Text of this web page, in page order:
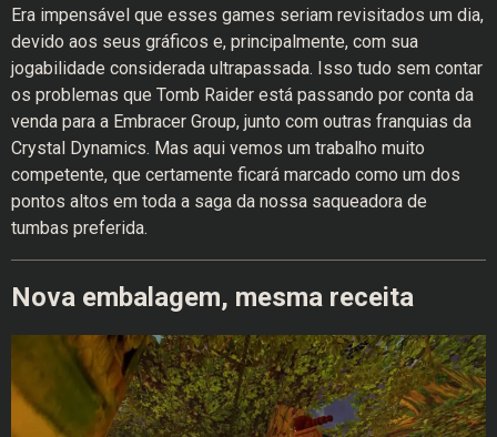
Era impensável que esses games seriam revisitados um dia,
devido aos seus gráficos e, principalmente, com sua
jogabilidade considerada ultrapassada. Isso tudo sem contar
os problemas que Tomb Raider está passando por conta da
venda para a Embracer Group, junto com outras franquias da
Crystal Dynamics. Mas aqui vemos um trabalho muito
competente, que certamente ficará marcado como um dos
pontos altos em toda a saga da nossa saqueadora de
tumbas preferida.
Nova embalagem, mesma receita